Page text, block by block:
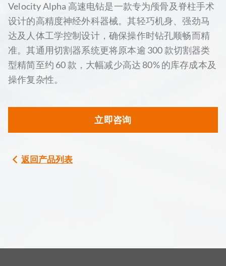
Velocity Alpha 高速电钻是一款专为颅骨及​​脊柱手术
设计的高精度神经外科器械。其轻巧机身、强劲马
达及人体工学控制设计，确保操作时钻孔顺畅而精
准。其通用切割器系统更将原本逾 300 款切割器类
型精简至约 60 款，大幅减少高达 80% 的库存成本及
操作复杂性。
立即咨询
返回产品列表